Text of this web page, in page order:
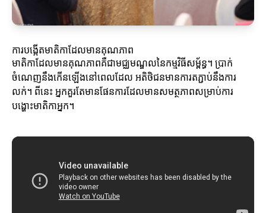
ការបង្កើតមាតិកាដែលមានគុណភាព
មាតិកាដែលមានគុណភាពគឺជាមជ្ឈមណ្ឌលនៃកម្មវិធីសម្ព័ន្ធ។ ប្រាក់
ចំណេញនឹងកើនឡើងនៅពេលដែល អតិថិជនមានការតភ្ជាប់នឹងការ
លក់។ ពីនេះ អ្នកគួរតែមានផែនការដែលមានសមត្ថភាពសម្រាប់ការ
បង្ហោះមាតិកាអ្នក។